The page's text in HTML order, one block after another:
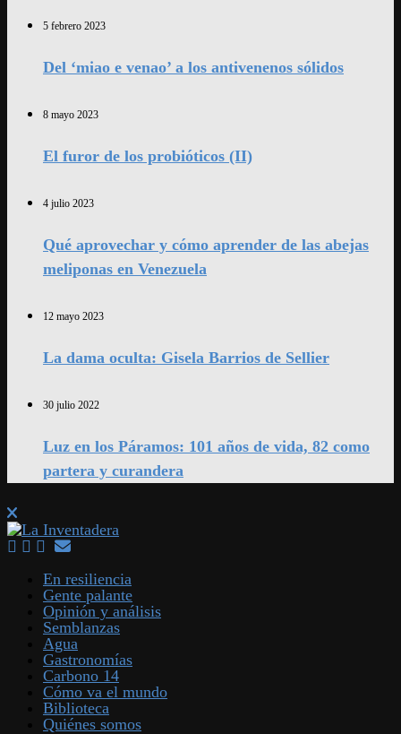
5 febrero 2023
Del ‘miao e venao’ a los antivenenos sólidos
8 mayo 2023
El furor de los probióticos (II)
4 julio 2023
Qué aprovechar y cómo aprender de las abejas
meliponas en Venezuela
12 mayo 2023
La dama oculta: Gisela Barrios de Sellier
30 julio 2022
Luz en los Páramos: 101 años de vida, 82 como
partera y curandera
En resiliencia
Gente palante
Opinión y análisis
Semblanzas
Agua
Gastronomías
Carbono 14
Cómo va el mundo
Biblioteca
Quiénes somos